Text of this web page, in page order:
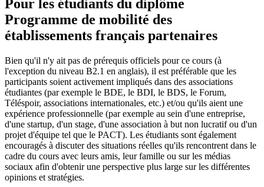
Pour les étudiants du diplôme
Programme de mobilité des
établissements français partenaires
Bien qu'il n'y ait pas de prérequis officiels pour ce cours (à
l'exception du niveau B2.1 en anglais), il est préférable que les
participants soient activement impliqués dans des associations
étudiantes (par exemple le BDE, le BDI, le BDS, le Forum,
Téléspoir, associations internationales, etc.) et/ou qu'ils aient une
expérience professionnelle (par exemple au sein d'une entreprise,
d'une startup, d'un stage, d'une association à but non lucratif ou d'un
projet d'équipe tel que le PACT). Les étudiants sont également
encouragés à discuter des situations réelles qu'ils rencontrent dans le
cadre du cours avec leurs amis, leur famille ou sur les médias
sociaux afin d'obtenir une perspective plus large sur les différentes
opinions et stratégies.